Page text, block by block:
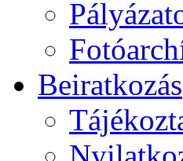
Beiratkozás